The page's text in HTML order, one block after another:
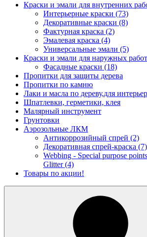
Краски и эмали для внутренних
Интерьерные краски (73)
Декоративные краски (8)
Фактурная краска (2)
Эмалевая краска (4)
Универсальные эмали (5)
Краски и эмали для наружных работ
Фасадные краски (18)
Пропитки для защиты дерева
Пропитки по камню
Лаки и масла по дереву,для
Шпатлевки, герметики, клея
Малярный инструмент
Грунтовки
Аэрозольные ЛКМ
Антикоррозийный спрей (2)
Декоративная спрей-краска (7)
Webbing - Special purpose
Glitter (4)
Товары по акции!